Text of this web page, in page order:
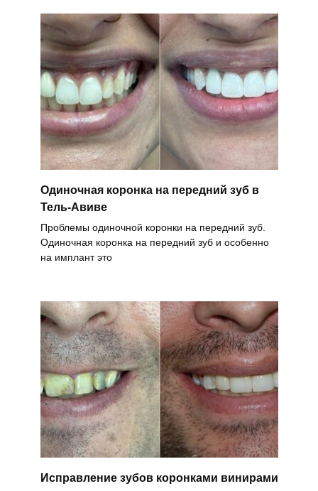
Одиночная коронка на передний зуб в
Тель-Авиве
Проблемы одиночной коронки на передний зуб.
Одиночная коронка на передний зуб и особенно
на имплант это
Исправление зубов коронками винирами